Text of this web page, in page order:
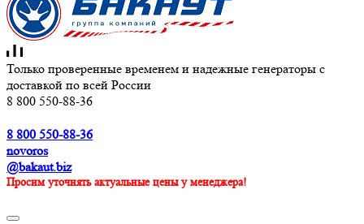
Только проверенные временем и надежные генераторы с
доставкой по всей России
8 800 550-88-36
8 800 550-88-36
novoros
@bakaut.biz
Просим уточнять актуальные цены у менеджера!